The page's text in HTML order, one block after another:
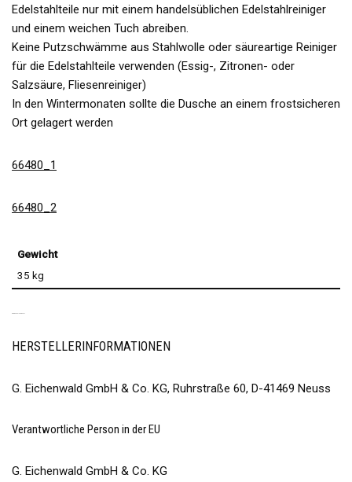
Edelstahlteile nur mit einem handelsüblichen Edelstahlreiniger
und einem weichen Tuch abreiben.
Keine Putzschwämme aus Stahlwolle oder säureartige Reiniger
für die Edelstahlteile verwenden (Essig-, Zitronen- oder
Salzsäure, Fliesenreiniger)
In den Wintermonaten sollte die Dusche an einem frostsicheren
Ort gelagert werden
66480_1
66480_2
Gewicht
35 kg
HERSTELLERINFORMATIONEN
G. Eichenwald GmbH & Co. KG, Ruhrstraße 60, D-41469 Neuss
Verantwortliche Person in der EU
G. Eichenwald GmbH & Co. KG